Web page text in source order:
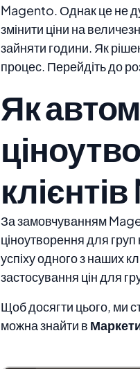
Magento. Однак це не
змінити ціни на
зайняти години. Як
процес. Перейдіть до
Як
За замовчуванням
ціноутворення для груп
успіху одного з наших
застосування цін для
Щоб досягти цього, ми
можна знайти в